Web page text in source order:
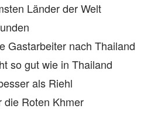
Länder der Welt
Gastarbeiter nach Thailand
so gut wie in Thailand
als Riehl
die Roten Khmer